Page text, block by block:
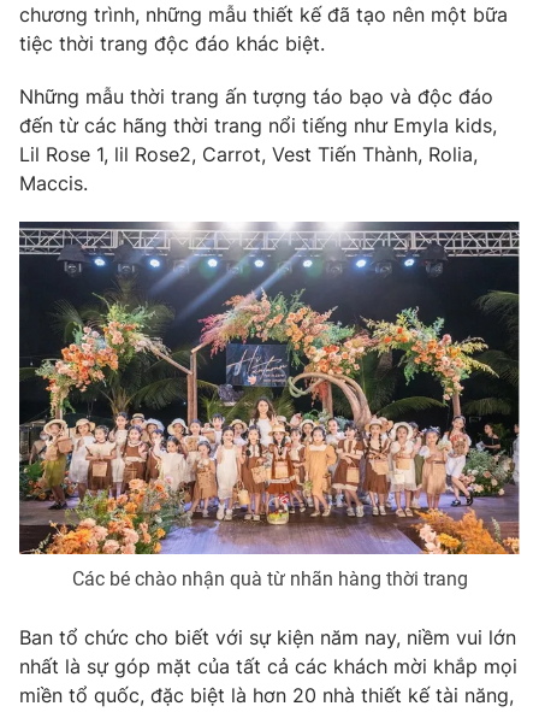
chương trình, những mẫu thiết kế đã tạo nên một bữa
tiệc thời trang độc đáo khác biệt.
Những mẫu thời trang ấn tượng táo bạo và độc đáo
đến từ các hãng thời trang nổi tiếng như Emyla kids,
Lil Rose 1, lil Rose2, Carrot, Vest Tiến Thành, Rolia,
Maccis.
Các bé chào nhận quà từ nhãn hàng thời trang
Ban tổ chức cho biết với sự kiện năm nay, niềm vui lớn
nhất là sự góp mặt của tất cả các khách mời khắp mọi
miền tổ quốc, đặc biệt là hơn 20 nhà thiết kế tài năng,